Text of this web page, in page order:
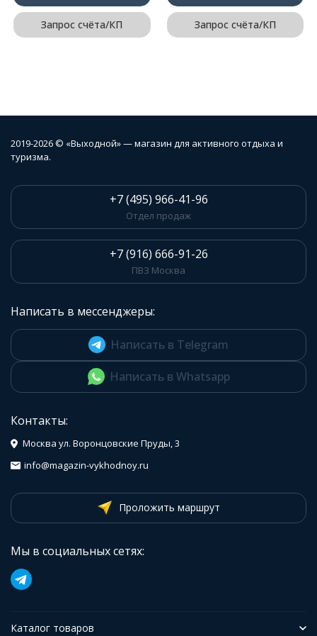
Запрос счёта/КП Запрос счёта/КП
2019-2026 © «Выходной» — магазин для активного отдыха и
туризма.
+7 (495) 966-41-96
Отдел продаж
+7 (916) 666-91-26
ПВЗ Москва
Написать в мессенджеры:
Написать в Telegram
Написать в Whatsapp
Контакты:
Москва ул. Воронцовские Пруды, 3
info@magazin-vykhodnoy.ru
Проложить маршрут
Мы в социальных сетях:
Каталог товаров